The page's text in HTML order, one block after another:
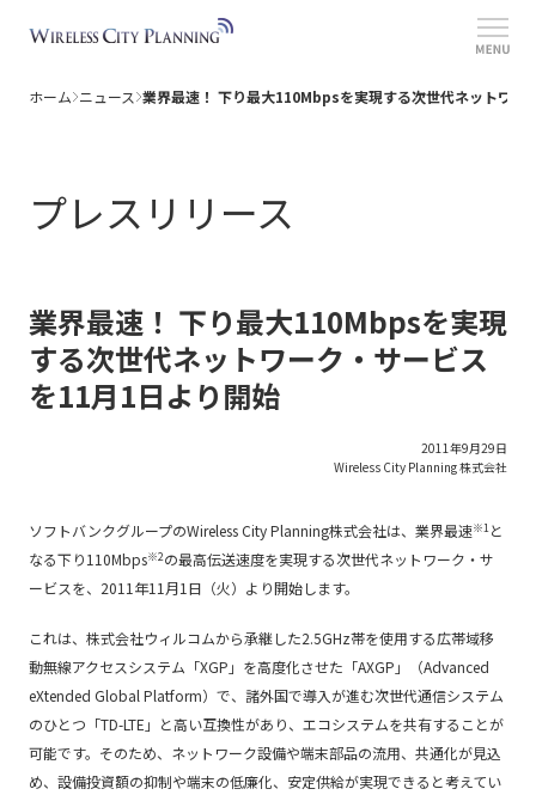
障害・メンテナンス情報
公開情報
ホーム ニュース 業界最速！ 下り最大110Mbpsを実現する次世代ネットワー
プレスリリース
業界最速！ 下り最大110Mbpsを実現
する次世代ネットワーク・サービス
を11月1日より開始
2011年9月29日
Wireless City Planning 株式会社
ソフトバンクグループのWireless City Planning株式会社は、業界最速※1 と
なる下り110Mbps※2の最高伝送速度を実現する次世代ネットワーク・サ
ービスを、2011年11月1日（火）より開始します。
これは、株式会社ウィルコムから承継した2.5GHz帯を使用する広帯域移
動無線アクセスシステム「XGP」を高度化させた「AXGP」（Advanced
eXtended Global Platform）で、諸外国で導入が進む次世代通信システム
のひとつ「TD-LTE」と高い互換性があり、エコシステムを共有することが
可能です。そのため、ネットワーク設備や端末部品の流用、共通化が見込
め、設備投資額の抑制や端末の低廉化、安定供給が実現できると考えてい